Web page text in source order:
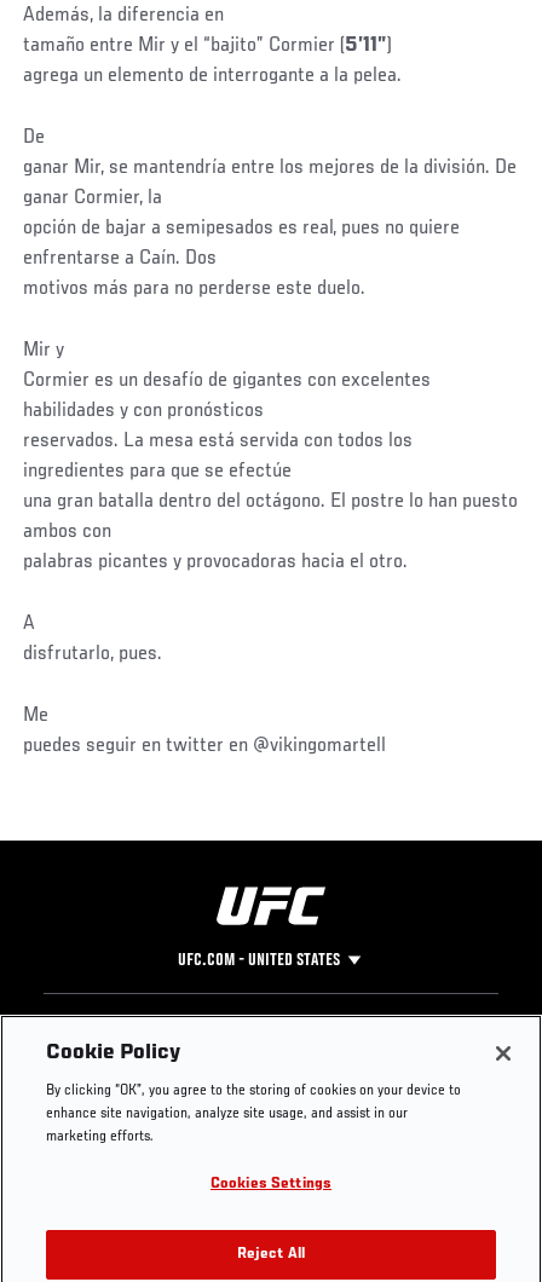
Además, la diferencia en
tamaño entre Mir y el “bajito” Cormier ( 5’11”
agrega un elemento de interrogante a la pelea.
De
ganar Mir, se mantendría entre los mejores de la división. De
ganar Cormier, la
opción de bajar a semipesados es real, pues no quiere
enfrentarse a Caín. Dos
motivos más para no perderse este duelo.
Mir y
Cormier es un desafío de gigantes con excelentes
habilidades y con pronósticos
reservados. La mesa está servida con todos los
ingredientes para que se efectúe
una gran batalla dentro del octágono. El postre lo han puesto
ambos con
palabras picantes y provocadoras hacia el otro.
A
disfrutarlo, pues.
Me
puedes seguir en twitter en @vikingomartell
UFC.COM - UNITED STATES
Footer
UFC
UFC Foundation
UFC Careers
Store
Instagram
YouTube
TikTok
Twitter
Press
Cookie Policy
By clicking “OK”, you agree to the storing of cookies on your device to
enhance site navigation, analyze site usage, and assist in our
marketing efforts.
Cookies Settings
Reject All